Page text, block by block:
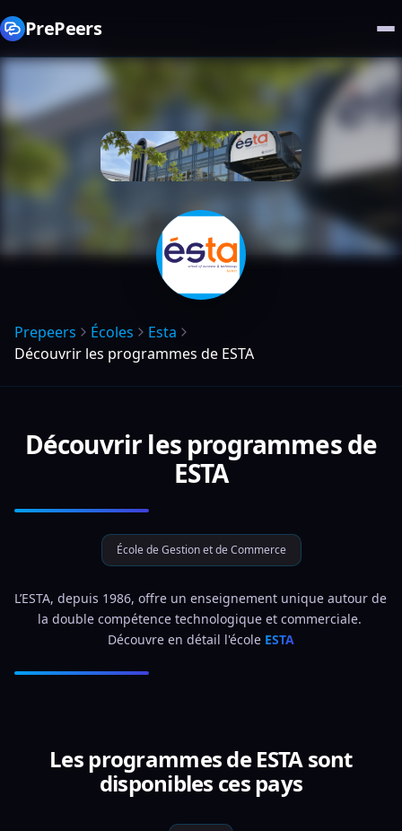
PrePeers
Prepeers Écoles
Esta
Découvrir les programmes de ESTA
Découvrir les programmes de
ESTA
École de Gestion et de Commerce
L’ESTA, depuis 1986, offre un enseignement unique autour de
la double compétence technologique et commerciale.
Découvre en détail l'école ESTA
Les programmes de ESTA sont
disponibles ces pays